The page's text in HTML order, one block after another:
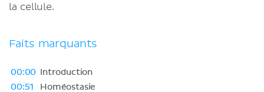
la cellule.
Faits marquants
00:00
Introduction
00:51
Homéostasie